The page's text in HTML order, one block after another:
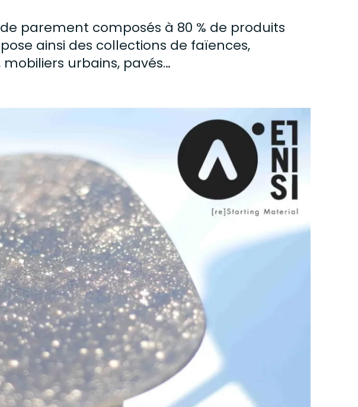
parement composés à 80 % de produits
ainsi des collections de faïences,
urbains, pavés…